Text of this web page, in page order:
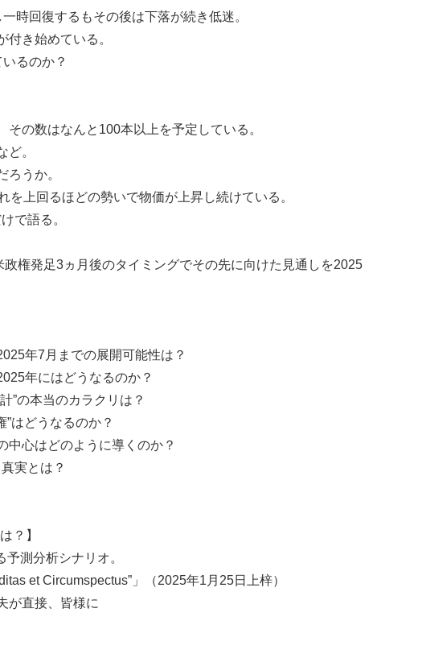
時回復するもその後は下落が続き低迷。
き始めている。
るのか？
の数はなんと100本以上を予定している。
ど。
ろうか。
上回るほどの勢いで物価が上昇し続けている。
で語る。
権発足3ヵ月後のタイミングでその先に向けた見通しを2025
年7月までの展開可能性は？
年にはどうなるのか？
”の本当のカラクリは？
はどうなるのか？
心はどのように導くのか？
実とは？
？】
測分析シナリオ。
et Circumspectus”」（2025年1月25日上梓）
が直接、皆様に